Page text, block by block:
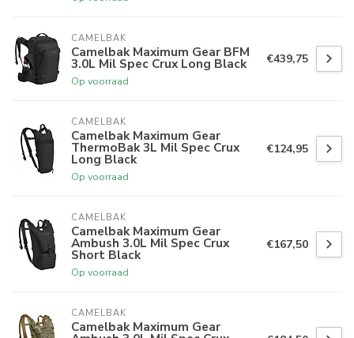
CAMELBAK
Camelbak Maximum Gear BFM
3.0L Mil Spec Crux Long Black
Op voorraad
€439,75
CAMELBAK
Camelbak Maximum Gear
ThermoBak 3L Mil Spec Crux
Long Black
Op voorraad
€124,95
CAMELBAK
Camelbak Maximum Gear
Ambush 3.0L Mil Spec Crux
Short Black
Op voorraad
€167,50
CAMELBAK
Camelbak Maximum Gear